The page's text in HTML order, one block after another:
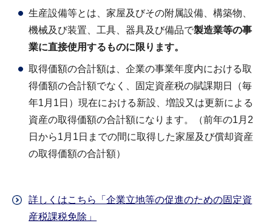
生産設備等とは、家屋及びその附属設備、構築物、
機械及び装置、工具、器具及び備品で製造業等の事
業に直接使用するものに限ります。
取得価額の合計額は、企業の事業年度内における取
得価額の合計額でなく、固定資産税の賦課期日（毎
年1月1日）現在における新設、増設又は更新による
資産の取得価額の合計額になります。（前年の1月2
日から1月1日までの間に取得した家屋及び償却資産
の取得価額の合計額）
詳しくはこちら「企業立地等の促進のための固定資
産税課税免除」